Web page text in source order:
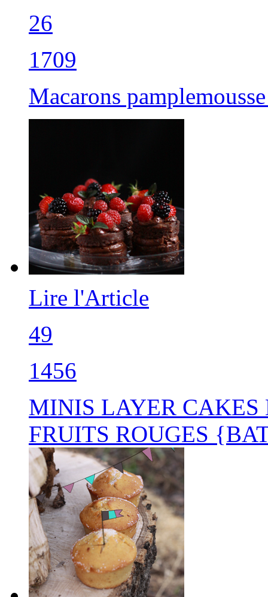
26
1709
Macarons
Lire l'Article
49
1456
MINIS LAYER CAKES
FRUITS ROUGES